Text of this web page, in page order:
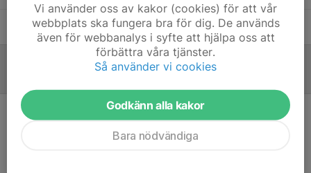
Tobias StafströmLagledare
Vi använder oss av kakor (cookies) för att vår
webbplats ska fungera bra för dig. De används
även för webbanalys i syfte att hjälpa oss att
förbättra våra tjänster.
Så använder vi cookies
Godkänn alla kakor
Bara nödvändiga